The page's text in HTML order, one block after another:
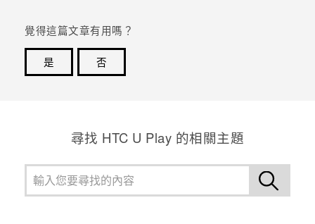
覺得這篇文章有用嗎？
是
否
尋找 HTC U Play 的相關主題